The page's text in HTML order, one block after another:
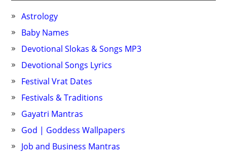
Astrology
Baby Names
Devotional Slokas & Songs MP3
Devotional Songs Lyrics
Festival Vrat Dates
Festivals & Traditions
Gayatri Mantras
God | Goddess Wallpapers
Job and Business Mantras